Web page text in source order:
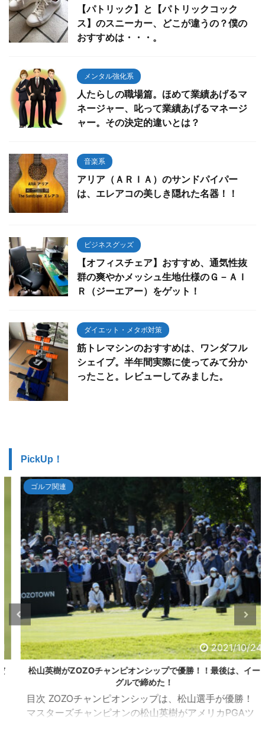
【パトリック】と【パトリックコック
ス】のスニーカー、どこが違うの？僕の
おすすめは・・・。
メンタル強化系
人たらしの職場篇。ほめて業績あげるマ
ネージャー、叱って業績あげるマネージ
ャー。その決定的違いとは？
音楽系
アリア（ＡＲＩＡ）のサンドパイパー
は、エレアコの美しき隠れた名器！！
ビジネスグッズ
【オフィスチェア】おすすめ、通気性抜
群の爽やかメッシュ生地仕様のＧ－ＡＩ
Ｒ（ジーエアー）をゲット！
ダイエット・メタボ対策
筋トレマシンのおすすめは、ワンダフル
シェイプ。半年間実際に使ってみて分か
ったこと。レビューしてみました。
PickUp！
ゴルフ関連
2021/10/24
松山英樹がZOZOチャンピオンシップで優勝！！最後は、イー
グルで締めた！
目次 ZOZOチャンピオンシップは、松山選手が優勝！
マスターズチャンピオンの松山英樹がアメリカPGAツ